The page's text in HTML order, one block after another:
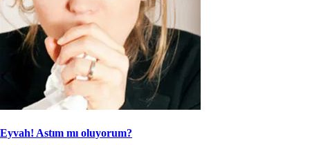
Eyvah! Astım mı oluyorum?